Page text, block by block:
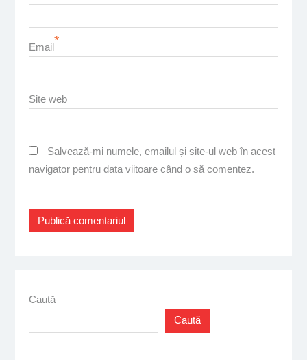
Email*
Site web
Salvează-mi numele, emailul și site-ul web în acest
navigator pentru data viitoare când o să comentez.
Caută
Caută